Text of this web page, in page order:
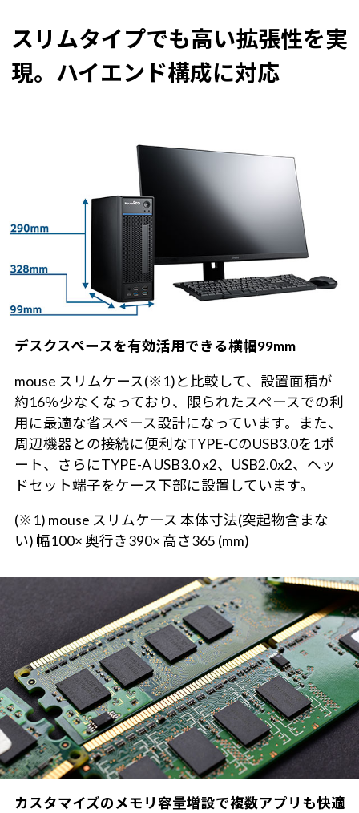
スリムタイプでも高い拡張性を実
現。ハイエンド構成に対応
デスクスペースを有効活用できる横幅99mm
mouse スリムケース(※1)と比較して、設置面積が
約16％少なくなっており、限られたスペースでの利
用に最適な省スペース設計になっています。また、
周辺機器との接続に便利なTYPE-CのUSB3.0を1ポ
ート、さらにTYPE-A USB3.0 x2、USB2.0x2、ヘッ
ドセット端子をケース下部に設置しています。
(※1) mouse スリムケース 本体寸法(突起物含まな
い) 幅100× 奥行き390× 高さ365 (mm)
カスタマイズのメモリ容量増設で複数アプリも快適